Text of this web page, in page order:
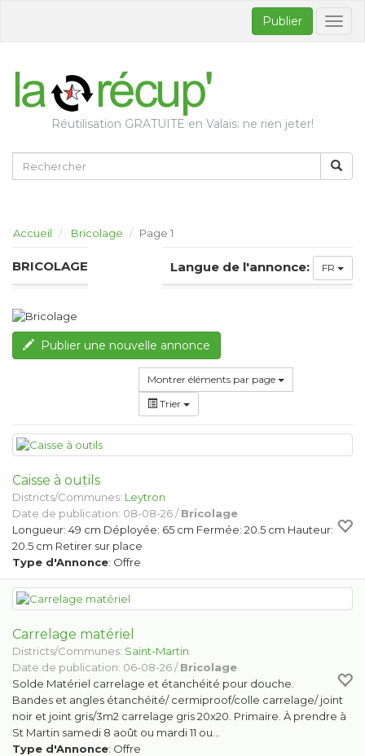
Publier
Réutilisation GRATUITE en Valais: ne rien jeter!
Accueil Bricolage Page 1
BRICOLAGE Langue de l'annonce: FR
Publier une nouvelle annonce
Montrer éléments par page
Trier
Caisse à outils
Districts/Communes: Leytron
Date de publication: 08-08-26 /Bricolage
Longueur: 49 cm Déployée: 65 cm Fermée: 20.5 cm Hauteur:
20.5 cm Retirer sur place
Type d'Annonce: Offre
Carrelage matériel
Districts/Communes: Saint-Martin
Date de publication: 06-08-26 /Bricolage
Solde Matériel carrelage et étanchéité pour douche.
Bandes et angles étanchéité/ cermiproof/colle carrelage/ joint
noir et joint gris/3m2 carrelage gris 20x20. Primaire. À prendre à
St Martin samedi 8 août ou mardi 11 ou…
Type d'Annonce: Offre